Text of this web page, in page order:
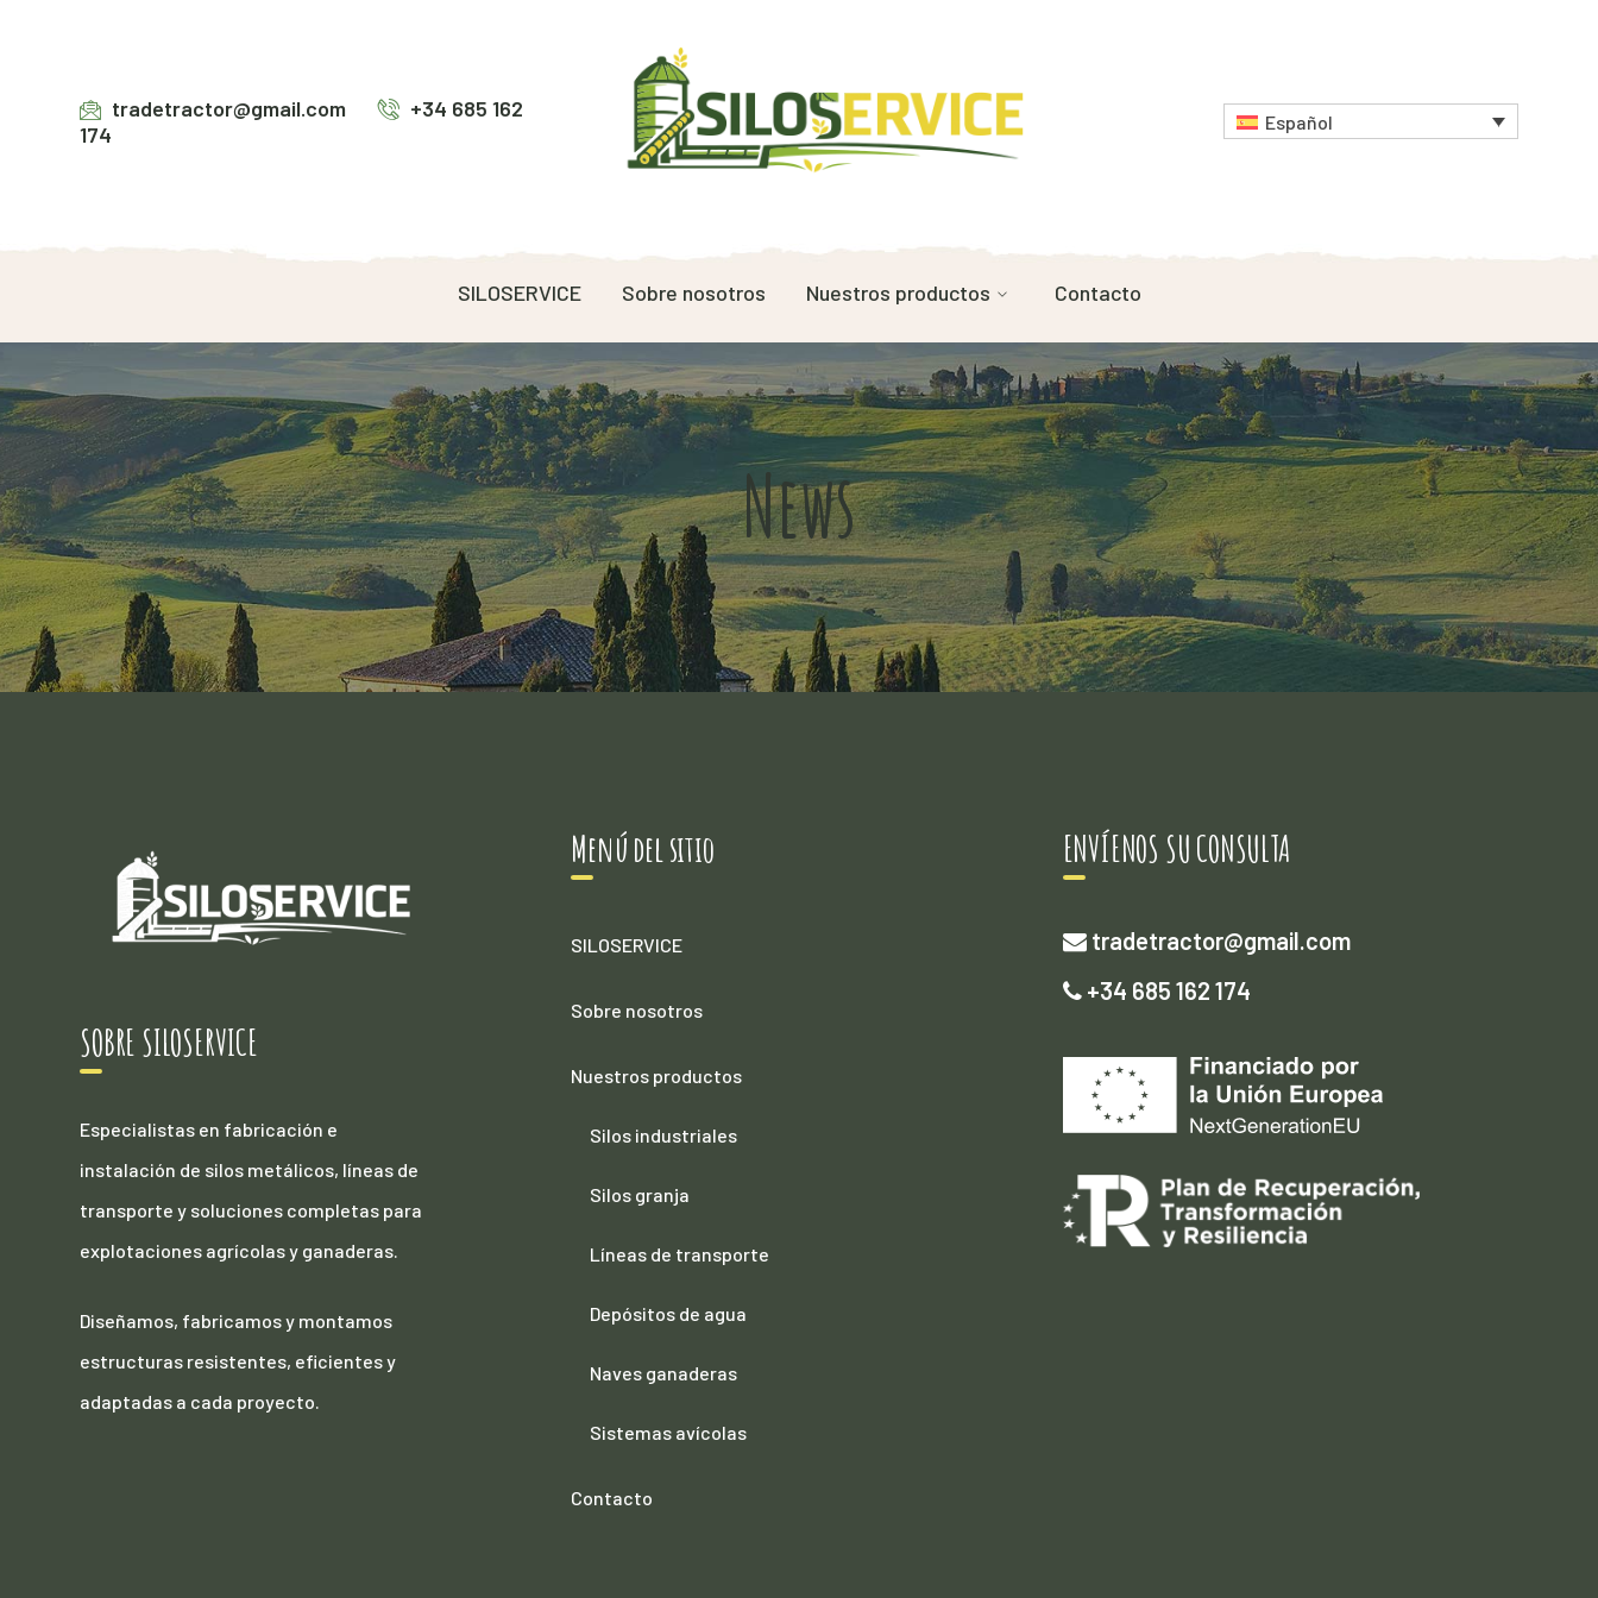
tradetractor@gmail.com
+34 685 162
174
Español
SILOSERVICE Sobre nosotros Nuestros productos Contacto
News
SOBRE SILOSERVICE
Especialistas en fabricación e
instalación de silos metálicos, líneas de
transporte y soluciones completas para
explotaciones agrícolas y ganaderas.
Diseñamos, fabricamos y montamos
estructuras resistentes, eficientes y
adaptadas a cada proyecto.
Menú del sitio
SILOSERVICE
Sobre nosotros
Nuestros productos
Silos industriales
Silos granja
Líneas de transporte
Depósitos de agua
Naves ganaderas
Sistemas avícolas
Contacto
ENVÍENOS SU CONSULTA
tradetractor@gmail.com
+34 685 162 174